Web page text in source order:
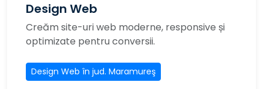
Design Web
Creăm site-uri web moderne, responsive și
optimizate pentru conversii.
Design Web în jud. Maramureş